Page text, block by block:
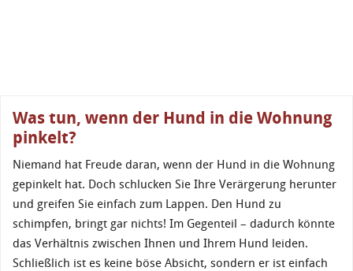
Was tun, wenn der Hund in die Wohnung
pinkelt?
Niemand hat Freude daran, wenn der Hund in die Wohnung
gepinkelt hat. Doch schlucken Sie Ihre Verärgerung herunter
und greifen Sie einfach zum Lappen. Den Hund zu
schimpfen, bringt gar nichts! Im Gegenteil – dadurch könnte
das Verhältnis zwischen Ihnen und Ihrem Hund leiden.
Schließlich ist es keine böse Absicht, sondern er ist einfach